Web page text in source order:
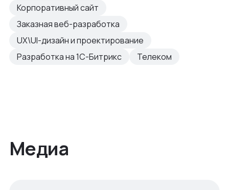
Корпоративный сайт
Заказная веб-разработка
UX\UI-дизайн и проектирование
Разработка на 1С-Битрикс
Телеком
Медиа